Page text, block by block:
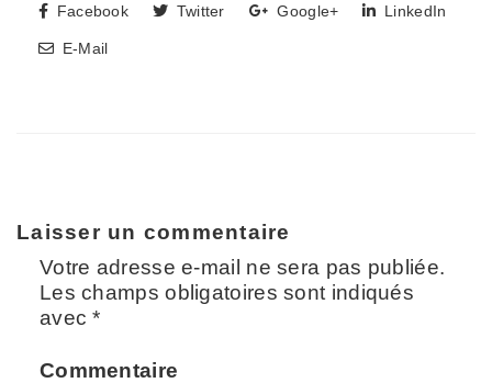
Facebook Twitter Google+ LinkedIn
E-Mail
Laisser un commentaire
Votre adresse e-mail ne sera pas publiée.
Les champs obligatoires sont indiqués
avec*
Commentaire